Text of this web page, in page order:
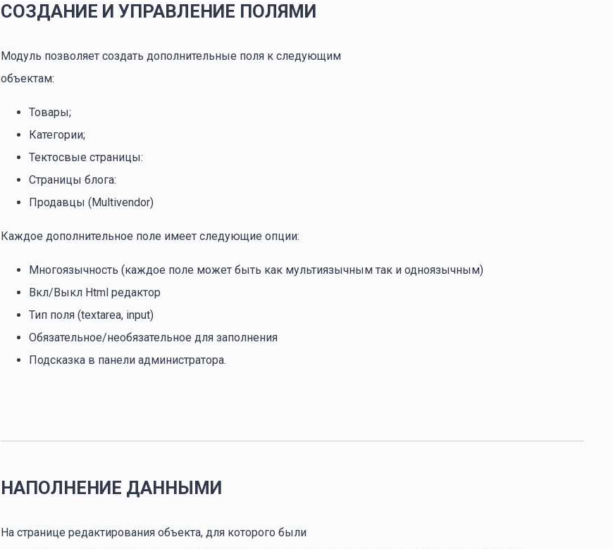
СОЗДАНИЕ И УПРАВЛЕНИЕ ПОЛЯМИ
Модуль позволяет создать дополнительные поля к следующим
объектам:
Товары;
Категории;
Тектосвые страницы:
Страницы блога:
Продавцы (Multivendor)
Каждое дополнительное поле имеет следующие опции:
Многоязычность (каждое поле может быть как мультиязычным так и одноязычным)
Вкл/Выкл Html редактор
Тип поля (textarea, input)
Обязательное/необязательное для заполнения
Подсказка в панели администратора.
НАПОЛНЕНИЕ ДАННЫМИ
На странице редактирования объекта, для которого были